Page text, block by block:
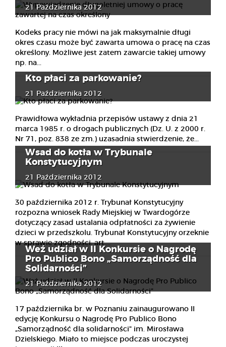
21 Października 2012
Kodeks pracy nie mówi na jak maksymalnie długi
okres czasu może być zawarta umowa o pracę na czas
określony. Możliwe jest zatem zawarcie takiej umowy
np. na...
Kto płaci za parkowanie?
21 Października 2012
Prawidłowa wykładnia przepisów ustawy z dnia 21
marca 1985 r. o drogach publicznych (Dz. U. z 2000 r.
Nr 71, poz. 838 ze zm.) uzasadnia stwierdzenie, że...
Wsad do kotła w Trybunale
Konstytucyjnym
21 Października 2012
30 października 2012 r. Trybunał Konstytucyjny
rozpozna wniosek Rady Miejskiej w Twardogórze
dotyczący zasad ustalania odpłatności za żywienie
dzieci w przedszkolu. Trybunał Konstytucyjny orzeknie
w sprawie zgodności: art....
Weź udział w II Konkursie o Nagrodę
Pro Publico Bono „Samorządność dla
Solidarności”
21 Października 2012
17 października br. w Poznaniu zainaugurowano II
edycję Konkursu o Nagrodę Pro Publico Bono
„Samorządność dla solidarności" im. Mirosława
Dzielskiego. Miało to miejsce podczas uroczystej